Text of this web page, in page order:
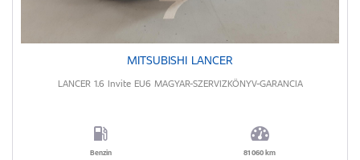
MITSUBISHI LANCER
LANCER 1.6 Invite EU6 MAGYAR-SZERVIZKÖNYV-GARANCIA
Benzin 81 060 km